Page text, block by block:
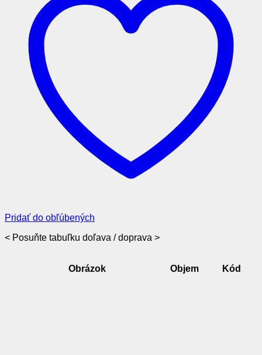
Pridať do obľúbených
< Posuňte tabuľku doľava / doprava >
Obrázok Objem Kód